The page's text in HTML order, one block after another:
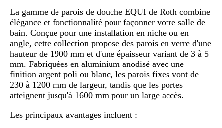
La gamme de parois de douche EQUI de Roth combine
élégance et fonctionnalité pour façonner votre salle de
bain. Conçue pour une installation en niche ou en
angle, cette collection propose des parois en verre d'une
hauteur de 1900 mm et d'une épaisseur variant de 3 à 5
mm. Fabriquées en aluminium anodisé avec une
finition argent poli ou blanc, les parois fixes vont de
230 à 1200 mm de largeur, tandis que les portes
atteignent jusqu'à 1600 mm pour un large accès.
Les principaux avantages incluent :